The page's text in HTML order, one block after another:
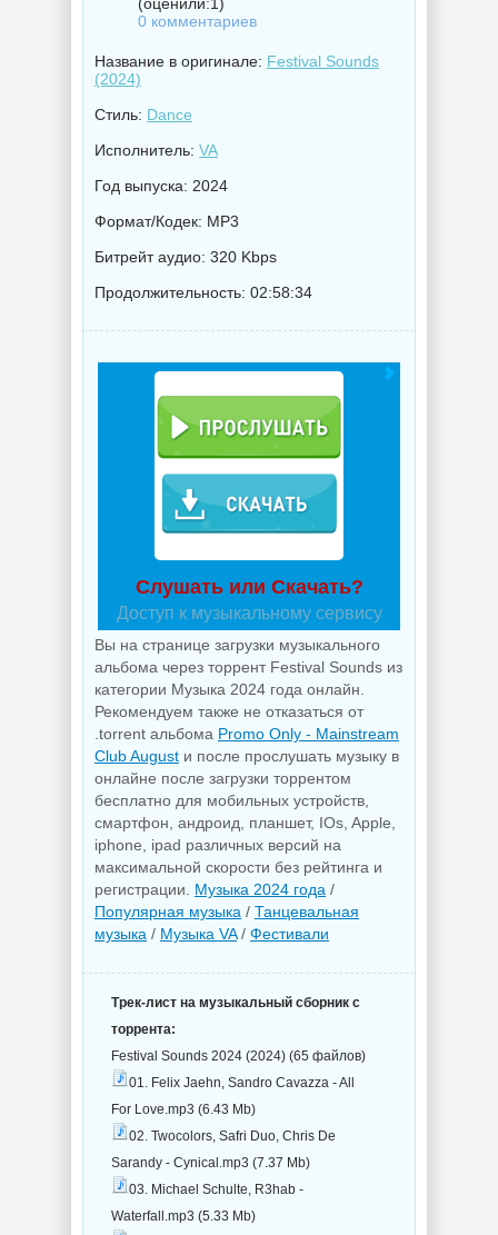
0 комментариев
Название в оригинале: Fеstivаl Sounds
(2024)
Стиль: Dance
Исполнитель: VA
Год выпуска: 2024
Формат/Кодек: MP3
Битрейт аудио: 320 Kbps
Продолжительность: 02:58:34
Слушать или Скачать?
Доступ к музыкальному сервису
Вы на странице загрузки музыкального
альбома через торрент Fеstivаl Sounds из
категории Музыка 2024 года онлайн.
Рекомендуем также не отказаться от
.torrent альбома Promo Only - Mainstream
Club August и после прослушать музыку в
онлайне после загрузки торрентом
бесплатно для мобильных устройств,
смартфон, андроид, планшет, IOs, Apple,
iphone, ipad различных версий на
максимальной скорости без рейтинга и
регистрации. Музыка 2024 года /
Популярная музыка / Танцевальная
музыка / Музыка VA/ Фестивали
Трек-лист на музыкальный сборник с
торрента:
Festival Sounds 2024 (2024) (65 файлов)
01. Felix Jaehn, Sandro Cavazza - All
For Love.mp3 (6.43 Mb)
02. Twocolors, Safri Duo, Chris De
Sarandy - Cynical.mp3 (7.37 Mb)
03. Michael Schulte, R3hab -
Waterfall.mp3 (5.33 Mb)